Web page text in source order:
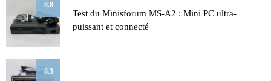
8.8
Test du Minisforum MS-A2 : Mini PC ultra-
puissant et connecté
8.3